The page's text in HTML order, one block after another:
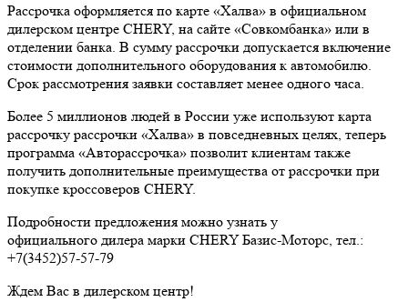
Рассрочка оформляется по карте «Халва» в официальном
дилерском центре CHERY, на сайте «Совкомбанка» или в
отделении банка. В сумму рассрочки допускается включение
стоимости дополнительного оборудования к автомобилю.
Срок рассмотрения заявки составляет менее одного часа.
Более 5 миллионов людей в России уже используют карта
рассрочку рассрочки «Халва» в повседневных целях, теперь
программа «Авторассрочка» позволит клиентам также
получить дополнительные преимущества от рассрочки при
покупке кроссоверов CHERY.
Подробности предложения можно узнать у
официального дилера марки CHERY Базис-Моторс, тел.:
+7(3452)57-57-79
Ждем Вас в дилерском центр!